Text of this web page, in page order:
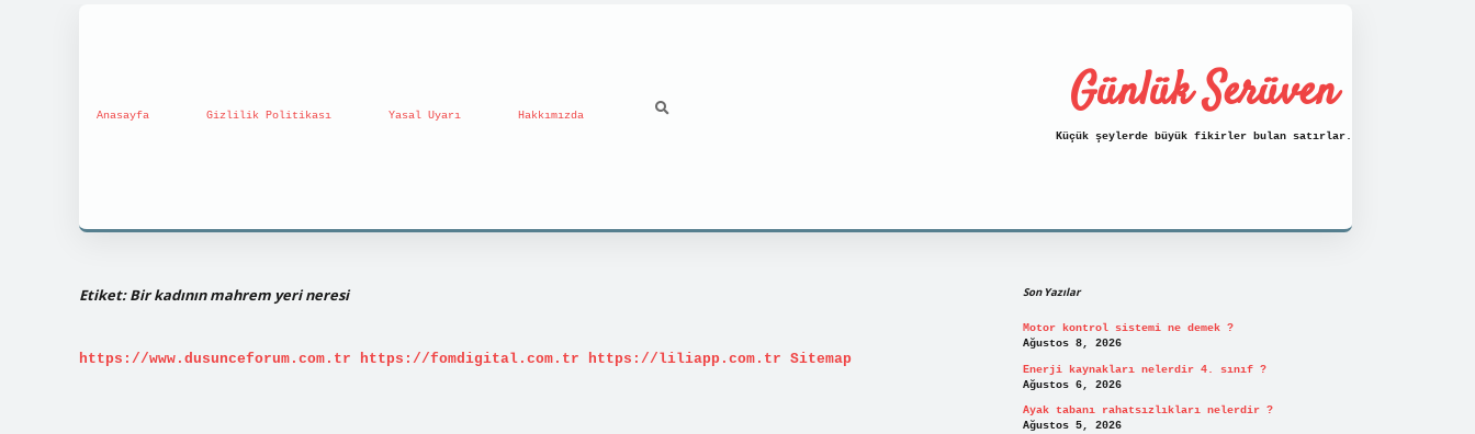
Anasayfa Gizlilik Politikası Yasal Uyarı Hakkımızda Günlük Serüven
Küçük şeylerde büyük fikirler bulan satırlar.
Etiket:Bir kadının mahrem yeri neresi
https://www.dusunceforum.com.tr https://fomdigital.com.tr https://liliapp.com.tr Sitemap
Son Yazılar
Motor kontrol sistemi ne demek ?
Ağustos 8, 2026
Enerji kaynakları nelerdir 4. sınıf ?
Ağustos 6, 2026
Ayak tabanı rahatsızlıkları nelerdir ?
Ağustos 5, 2026